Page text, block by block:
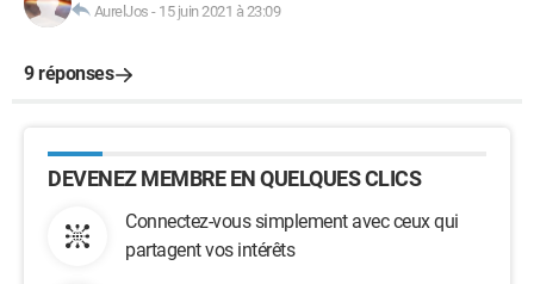
AurelJos - 15 juin 2021 à 23:09
9 réponses
DEVENEZ MEMBRE EN QUELQUES CLICS
Connectez-vous simplement avec ceux qui
partagent vos intérêts